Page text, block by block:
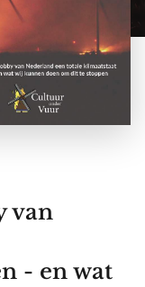
van
- en wat